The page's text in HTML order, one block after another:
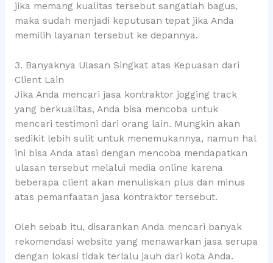
jika memang kualitas tersebut sangatlah bagus,
maka sudah menjadi keputusan tepat jika Anda
memilih layanan tersebut ke depannya.
3. Banyaknya Ulasan Singkat atas Kepuasan dari
Client Lain
Jika Anda mencari jasa kontraktor jogging track
yang berkualitas, Anda bisa mencoba untuk
mencari testimoni dari orang lain. Mungkin akan
sedikit lebih sulit untuk menemukannya, namun hal
ini bisa Anda atasi dengan mencoba mendapatkan
ulasan tersebut melalui media online karena
beberapa client akan menuliskan plus dan minus
atas pemanfaatan jasa kontraktor tersebut.
Oleh sebab itu, disarankan Anda mencari banyak
rekomendasi website yang menawarkan jasa serupa
dengan lokasi tidak terlalu jauh dari kota Anda.